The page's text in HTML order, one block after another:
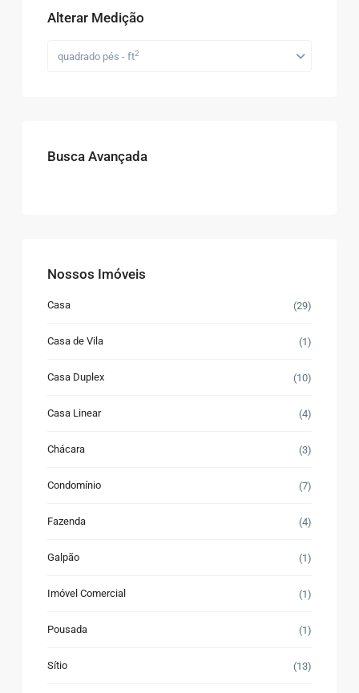
Alterar Medição
quadrado pés - ft2
Busca Avançada
Nossos Imóveis
Casa (29)
Casa de Vila (1)
Casa Duplex (10)
Casa Linear (4)
Chácara (3)
Condomínio (7)
Fazenda (4)
Galpão (1)
Imóvel Comercial (1)
Pousada (1)
Sítio (13)